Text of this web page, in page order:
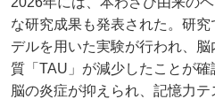
な研究成果も発表された。研
デルを用いた実験が行われ、
質「TAU」が減少したことが確
脳の炎症が抑えられ、記憶力